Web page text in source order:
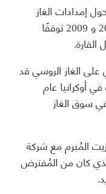
إمدادات الغاز
ليست بجديدة، فقد شهد العامان 2006 و 2009 توقفًا
على الغاز الروسي قد
أوكرانيا عام
سوق الغاز
المُبرم مع شركة
في عام 2019، والذي كان من المُفترض